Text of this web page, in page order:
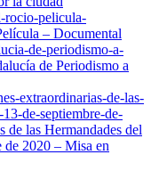
rocio-pelicula-
– Documental
de-periodismo-a-
de Periodismo a
extraordinarias-de-las-
de-septiembre-de-
de las Hermandades del
2020 – Misa en